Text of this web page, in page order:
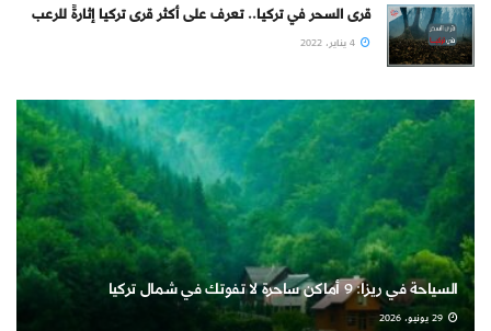
قرى السحر في تركيا.. تعرف على أكثر قرى تركيا إثارةً للرعب
السياحة في ريزا: 9 أماكن ساحرة لا تفوتك في شمال تركيا